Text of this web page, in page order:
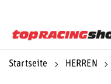
Startseite HERREN